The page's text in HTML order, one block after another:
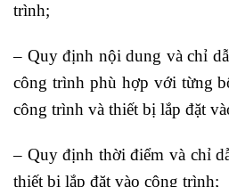
trình;
– Quy định nội dung và chỉ
công trình phù hợp với từng
công trình và thiết bị lắp đặt
– Quy định thời điểm và chỉ
thiết bị lắp đặt vào công trình;